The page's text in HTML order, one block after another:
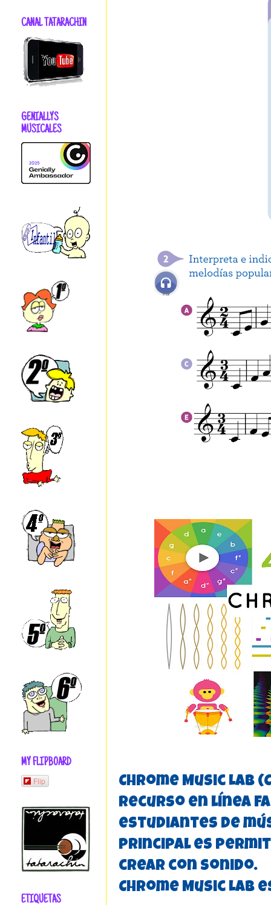
Chrome Music Lab
recurso en línea
estudiantes de
principal es
crear con sonido.
Chrome Music Lab
CANAL TATARACHIN
GENIALLYS
MUSICALES
MY FLIPBOARD
Flip
ETIQUETAS